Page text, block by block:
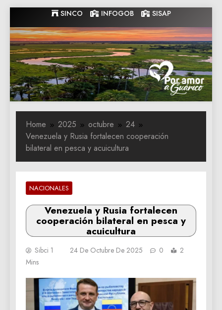
to
content
SINCO INFOGOB SISAP
Gobernacion
de Guarico
Gobernacion de Guarico
Home 2025 octubre
24
Venezuela y Rusia fortalecen cooperación
bilateral en pesca y acuicultura
NACIONALES
Venezuela y Rusia fortalecen
cooperación bilateral en pesca y
acuicultura
Sibci 1 24 De Octubre De 2025 0
2
Mins